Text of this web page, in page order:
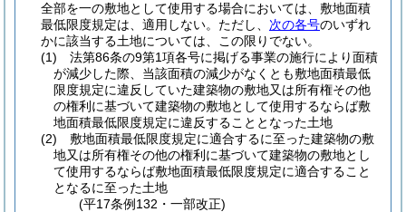
全部を一の敷地として使用する場合においては、敷地面積
最低限度規定は、適用しない。 ただし、 次の各号のいずれ
かに該当する土地については、この限りでない。
(1)
法第86条の9第1項各号に掲げる事業の施行により面積
が減少した際、当該面積の減少がなくとも敷地面積最低
限度規定に違反していた建築物の敷地又は所有権その他
の権利に基づいて建築物の敷地として使用するならば敷
地面積最低限度規定に違反することとなった土地
(2)
敷地面積最低限度規定に適合するに至った建築物の敷
地又は所有権その他の権利に基づいて建築物の敷地とし
て使用するならば敷地面積最低限度規定に適合すること
となるに至った土地
(平17条例132・一部改正)